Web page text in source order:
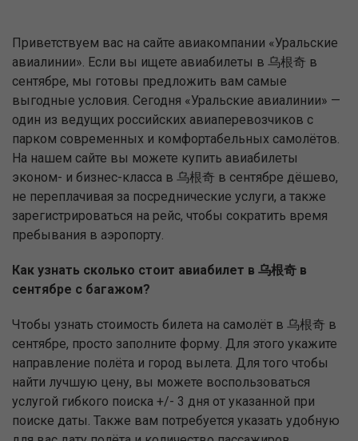
Приветствуем вас на сайте авиакомпании «Уральские
авиалинии». Если вы ищете авиабилеты в 乌根奇 в
сентябре, мы готовы предложить вам самые
выгодные условия. Сегодня «Уральские авиалинии» —
один из ведущих российских авиаперевозчиков с
парком современных и комфортабельных самолётов.
На нашем сайте вы можете купить авиабилеты
эконом- и бизнес-класса в 乌根奇 в сентябре дёшево,
не переплачивая за посреднические услуги, а также
зарегистрироваться на рейс, чтобы сократить время
пребывания в аэропорту.
Как узнать сколько стоит авиабилет в 乌根奇 в
сентябре с багажом?
Чтобы узнать стоимость билета на самолёт в 乌根奇 в
сентябре, просто заполните форму. Для этого укажите
направление полёта и город вылета. Для того чтобы
найти лучшую цену, вы можете воспользоваться
услугой гибкого поиска +/- 3 дня от указанной при
поиске даты. Также вам потребуется указать удобную